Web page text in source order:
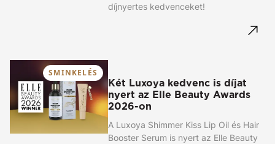
díjnyertes kedvenceket!
SMINKELÉS
Két Luxoya kedvenc is díjat
nyert az Elle Beauty Awards
2026-on
A Luxoya Shimmer Kiss Lip Oil és Hair
Booster Serum is nyert az Elle Beauty